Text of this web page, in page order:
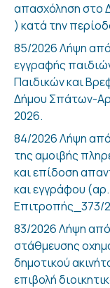
απασχόληση στο
) κατά την
85/2026 Λήψη
εγγραφής
Παιδικών και
Δήμου Σπάτων-
2026.
84/2026 Λήψη
της αμοιβής
και επίδοση
και εγγράφου
Επιτροπής_373/
83/2026 Λήψη
στάθμευσης
δημοτικού
επιβολή